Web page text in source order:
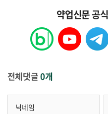
약업신문 공
전체댓글0개